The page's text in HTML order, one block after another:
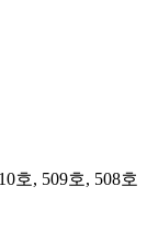
호, 509호, 508호